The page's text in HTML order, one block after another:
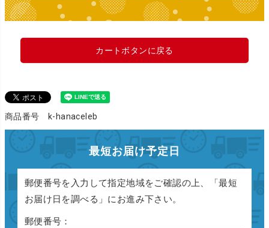
カートボタンに戻る
商品番号 k-hanaceleb
最短お届け予定日
郵便番号を入力して指定地域をご確認の上、「最短
お届け日を調べる」にお進み下さい。
郵便番号：